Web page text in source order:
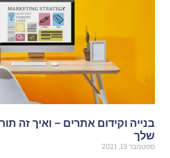
בנייה וקידום אתרים – ואיך זה
שלך
ספטמבר 13, 2021